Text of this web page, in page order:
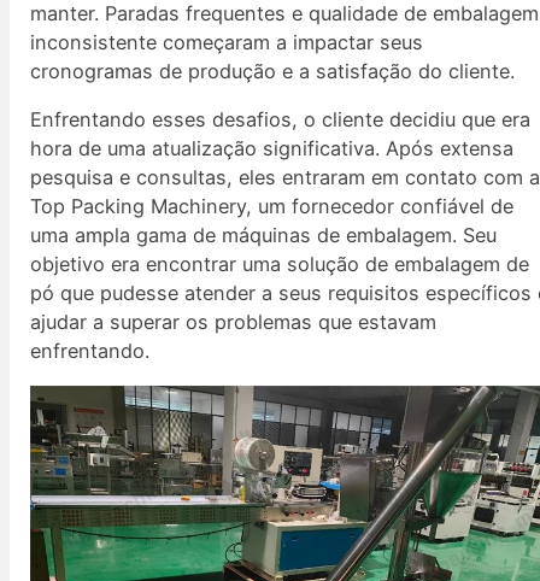
manter. Paradas frequentes e qualidade de embalagem
inconsistente começaram a impactar seus
cronogramas de produção e a satisfação do cliente.
Enfrentando esses desafios, o cliente decidiu que era
hora de uma atualização significativa. Após extensa
pesquisa e consultas, eles entraram em contato com a
Top Packing Machinery, um fornecedor confiável de
uma ampla gama de máquinas de embalagem. Seu
objetivo era encontrar uma solução de embalagem de
pó que pudesse atender a seus requisitos específicos
ajudar a superar os problemas que estavam
enfrentando.